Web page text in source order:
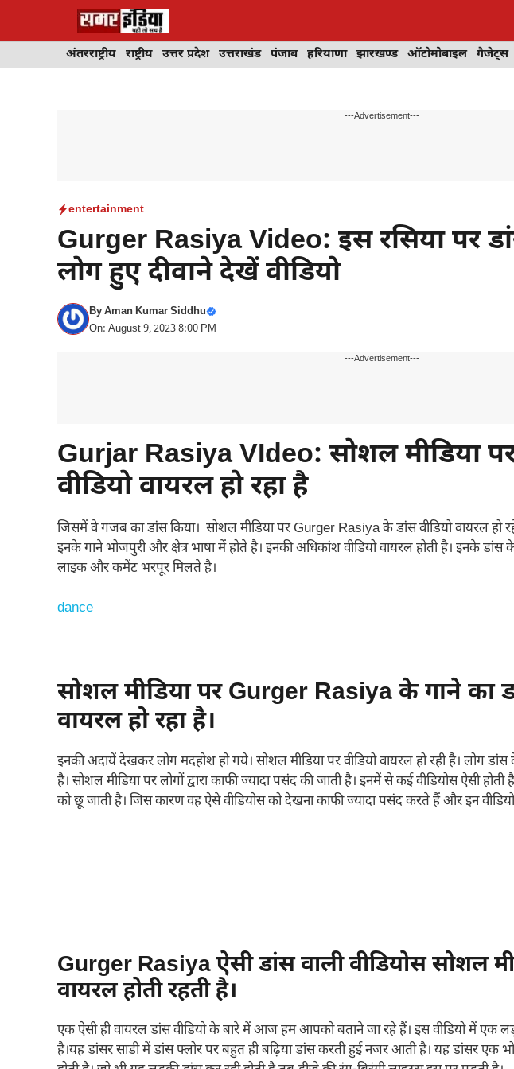
अंतरराष्ट्रीय राष्ट्रीय उत्तर प्रदेश उत्तराखंड पंजाब हरियाणा झारखण्ड ऑटोमोबाइल गैजेट्स
---Advertisement---
entertainment
Gurger Rasiya Video: इस रसिया पर
लोग हुए दीवाने देखें वीडियो
ByAman Kumar Siddhu
On: August 9, 2023 8:00 PM
---Advertisement---
Gurjar Rasiya VIdeo: सोशल मीडिया
वीडियो वायरल हो रहा है
जिसमें वे गजब का डांस किया। सोशल मीडिया पर Gurger Rasiya के डांस वीडियो वायरल हो
इनके गाने भोजपुरी और क्षेत्र भाषा में होते है। इनकी अधिकांश वीडियो वायरल होती है। इनके डांस
लाइक और कमेंट भरपूर मिलते है।
dance
सोशल मीडिया पर Gurger Rasiya के गाने का
वायरल हो रहा है।
इनकी अदायें देखकर लोग मदहोश हो गये। सोशल मीडिया पर वीडियो वायरल हो रही है।
है। सोशल मीडिया पर लोगों द्वारा काफी ज्यादा पसंद की जाती है। इनमें से कई वीडियोस ऐसी
को छू जाती है। जिस कारण वह ऐसे वीडियोस को देखना काफी ज्यादा पसंद करते हैं और इन
Gurger Rasiya ऐसी डांस वाली वीडियोस सोशल
वायरल होती रहती है।
एक ऐसी ही वायरल डांस वीडियो के बारे में आज हम आपको बताने जा रहे हैं। इस वीडियो में एक
है।यह डांसर साडी में डांस फ्लोर पर बहुत ही बढ़िया डांस करती हुई नजर आती है। यह डांसर एक